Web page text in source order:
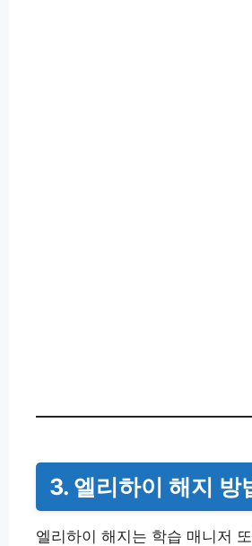
3. 엘리하이 해지 방
엘리하이 해지는 학습 매니저